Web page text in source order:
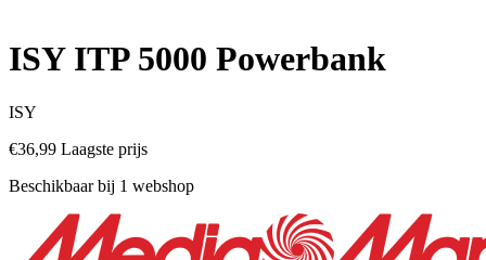
ISY ITP 5000 Powerbank
ISY
€36,99 Laagste prijs
Beschikbaar bij 1 webshop